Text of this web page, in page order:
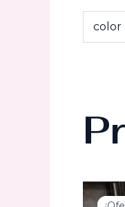
color